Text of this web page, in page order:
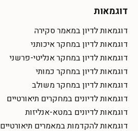
דוגמאות
דוגמאות לדיון במאמר סקירה
דוגמאות לדיון במחקר איכותני
דוגמאות לדיון במחקר אנליטי-פרשני
דוגמאות לדיון במחקר כמותי
דוגמאות לדיון במחקר משולב
דוגמאות לדיונים במחקרים תיאורטיים
דוגמאות לדיונים במטא-אנליזות
דוגמאות להקדמות במאמרים תיאורטיים